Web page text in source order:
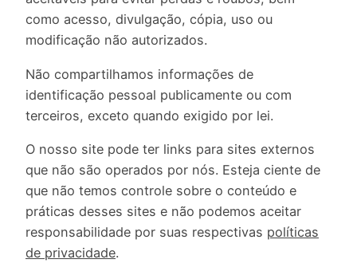
como acesso, divulgação, cópia, uso ou
modificação não autorizados.
Não compartilhamos informações de
identificação pessoal publicamente ou com
terceiros, exceto quando exigido por lei.
O nosso site pode ter links para sites externos
que não são operados por nós. Esteja ciente de
que não temos controle sobre o conteúdo e
práticas desses sites e não podemos aceitar
responsabilidade por suas respectivas políticas
de privacidade.